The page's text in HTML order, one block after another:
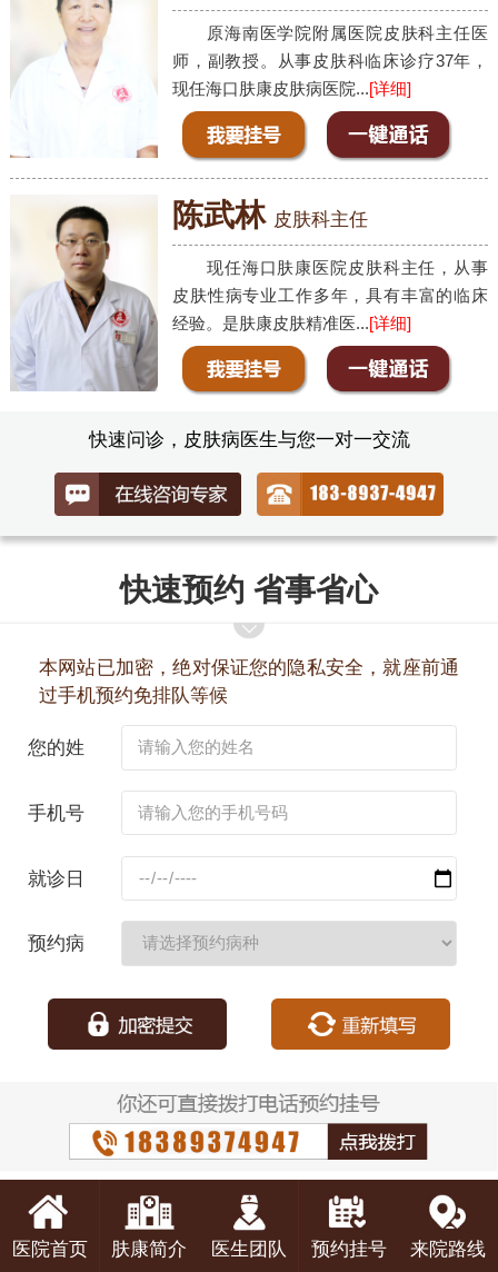
原海南医学院附属医院皮肤科主任医
师，副教授。从事皮肤科临床诊疗37年，
现任海口肤康皮肤病医院...[详细]
陈武林 皮肤科主任
现任海口肤康医院皮肤科主任，从事
皮肤性病专业工作多年，具有丰富的临床
经验。是肤康皮肤精准医...[详细]
快速问诊，皮肤病医生与您一对一交流
快速预约 省事省心
本网站已加密，绝对保证您的隐私安全，就座前通
过手机预约免排队等候
您的姓
手机号
就诊日
预约病
医院首页 肤康简介 医生团队 预约挂号 来院路线